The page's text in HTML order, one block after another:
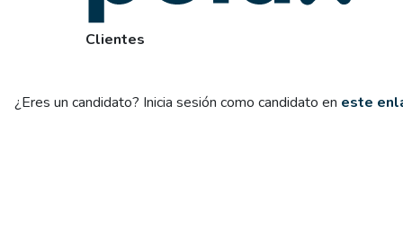
Clientes
¿Eres un candidato? Inicia sesión como candidato en este